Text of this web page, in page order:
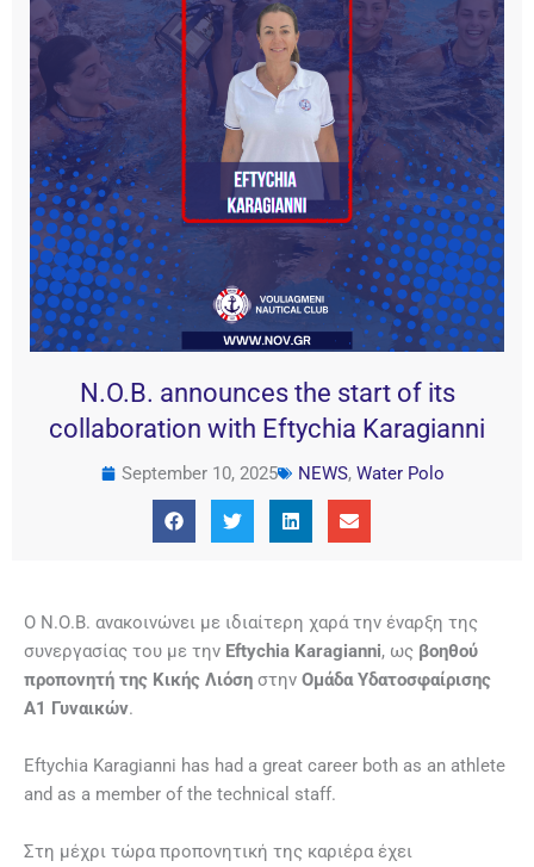
N.O.B. announces the start of its
collaboration with Eftychia Karagianni
September 10, 2025 NEWS, Water Polo
Ο Ν.Ο.Β. ανακοινώνει με ιδιαίτερη χαρά την έναρξη της
συνεργασίας του με την Eftychia Karagianni, ως βοηθού
προπονητή της Κικής Λιόση στην Ομάδα Υδατοσφαίρισης
Α1 Γυναικών.
Eftychia Karagianni has had a great career both as an athlete
and as a member of the technical staff.
Στη μέχρι τώρα προπονητική της καριέρα έχει